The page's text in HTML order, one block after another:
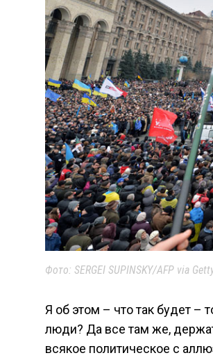
Фото: SERGEI SUPINSKY/AFP via
Я об этом – что так будет –
люди? Да все там же,
всякое политическое с